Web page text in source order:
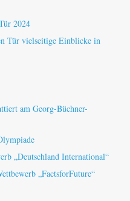
2024
Tür vielseitige Einblicke in
am Georg-Büchner-
„Deutschland International“
„FactsforFuture“